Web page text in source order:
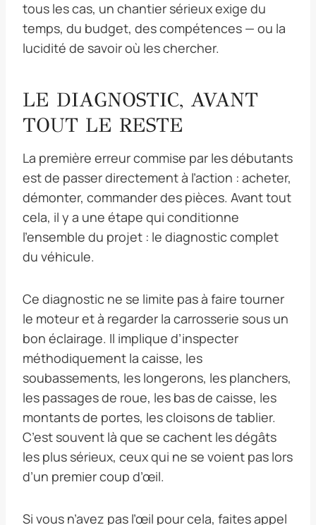
tous les cas, un chantier sérieux exige du
temps, du budget, des compétences — ou la
lucidité de savoir où les chercher.
LE DIAGNOSTIC, AVANT
TOUT LE RESTE
La première erreur commise par les débutants
est de passer directement à l’action : acheter,
démonter, commander des pièces. Avant tout
cela, il y a une étape qui conditionne
l’ensemble du projet : le diagnostic complet
du véhicule.
Ce diagnostic ne se limite pas à faire tourner
le moteur et à regarder la carrosserie sous un
bon éclairage. Il implique d’inspecter
méthodiquement la caisse, les
soubassements, les longerons, les planchers,
les passages de roue, les bas de caisse, les
montants de portes, les cloisons de tablier.
C’est souvent là que se cachent les dégâts
les plus sérieux, ceux qui ne se voient pas lors
d’un premier coup d’œil.
Si vous n’avez pas l’œil pour cela, faites appel